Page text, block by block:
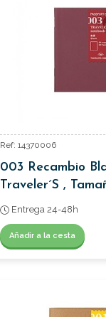
Ref: 14370006
003 Recambio
Traveler´s ,
Passaporte.
Entrega 24-48h
Añadir a la cesta